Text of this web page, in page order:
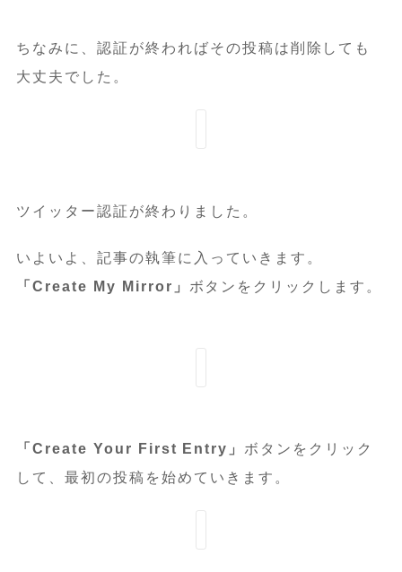
ちなみに、認証が終わればその投稿は削除しても
大丈夫でした。
ツイッター認証が終わりました。
いよいよ、記事の執筆に入っていきます。
「Create My Mirror」 ボタンをクリックします。
「Create Your First Entry」 ボタンをクリック
して、最初の投稿を始めていきます。